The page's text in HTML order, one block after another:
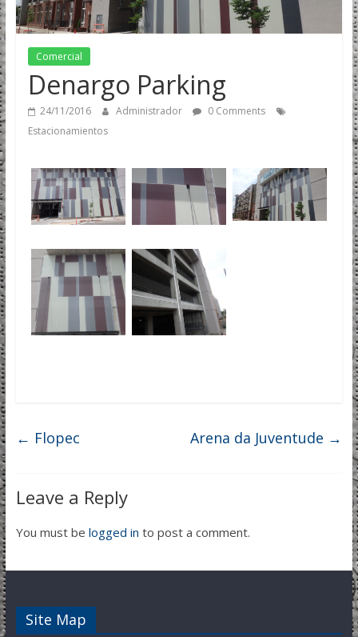
Comercial
Denargo Parking
24/11/2016 Administrador
0 Comments
Estacionamientos
← Flopec Arena da Juventude →
Leave a Reply
You must be logged in to post a comment.
Site Map